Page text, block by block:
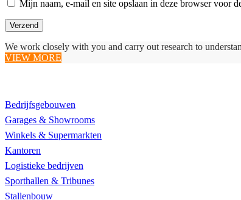
Mijn naam, e-mail en site opslaan in deze browser voor
We work closely with you and carry out research to
VIEW MORE
Bedrijfsgebouwen
Garages & Showrooms
Winkels & Supermarkten
Kantoren
Logistieke bedrijven
Sporthallen & Tribunes
Stallenbouw